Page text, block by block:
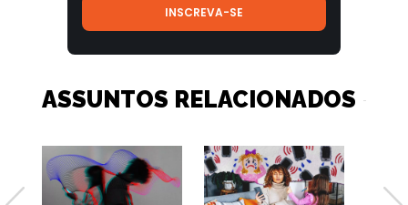
ASSUNTOS RELACIONADOS